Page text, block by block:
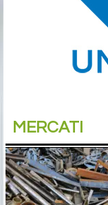
MERCATI